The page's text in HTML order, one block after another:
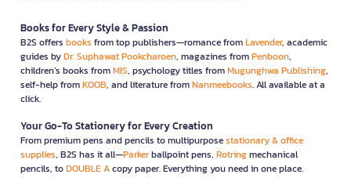
Books for Every Style & Passion
B2S offers books from top publishers—romance fromLavender, academic
guides byDr. Suphawat Pookcharoen, magazines fromPenboon,
children’s books fromMIS, psychology titles fromMugunghwa Publishing,
self-help fromKOOB, and literature fromNanmeebooks. All available at a
click.
Your Go-To Stationery for Every Creation
From premium pens and pencils to multipurposestationary & office
supplies, B2S has it all—Parkerballpoint pens, Rotringmechanical
pencils, toDOUBLE Acopy paper. Everything you need in one place.